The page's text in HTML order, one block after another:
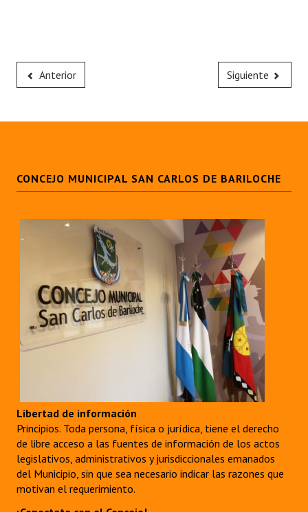
Anterior Siguiente
CONCEJO MUNICIPAL SAN CARLOS DE BARILOCHE
Libertad de información
Principios. Toda persona, física o jurídica, tiene el derecho
de libre acceso a las fuentes de información de los actos
legislativos, administrativos y jurisdiccionales emanados
del Municipio, sin que sea necesario indicar las razones que
motivan el requerimiento.